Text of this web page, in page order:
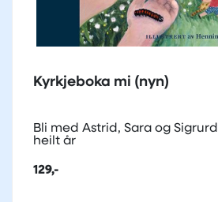
Kyrkjeboka mi (nyn)
Bli med Astrid, Sara og
heilt år
129,-